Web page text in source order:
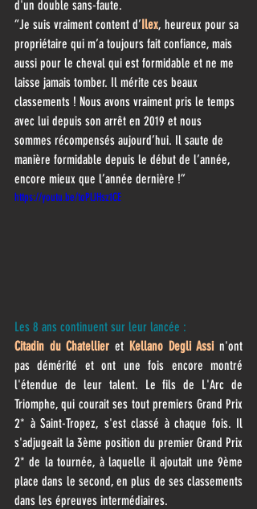
d'un double sans-faute.
“Je suis vraiment content d’Ilex, heureux pour sa
propriétaire qui m’a toujours fait confiance, mais
aussi pour le cheval qui est formidable et ne me
laisse jamais tomber. Il mérite ces beaux
classements ! Nous avons vraiment pris le temps
avec lui depuis son arrêt en 2019 et nous
sommes récompensés aujourd’hui. Il saute de
manière formidable depuis le début de l’année,
encore mieux que l’année dernière !”
https://youtu.be/toPlJHsz1CE
Les 8 ans continuent sur leur lancée :
Citadin du Chatellier et Kellano Degli Assi n'ont
pas démérité et ont une fois encore montré
l'étendue de leur talent. Le fils de L'Arc de
Triomphe, qui courait ses tout premiers Grand Prix
2* à Saint-Tropez, s'est classé à chaque fois. Il
s'adjugeait la 3ème position du premier Grand Prix
2* de la tournée, à laquelle il ajoutait une 9ème
place dans le second, en plus de ses classements
dans les épreuves intermédiaires.